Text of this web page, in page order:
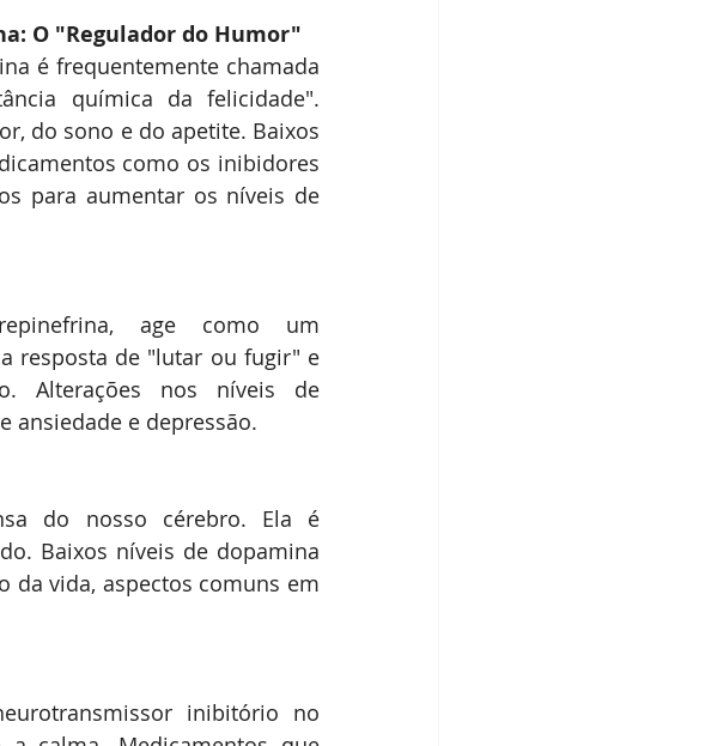
O "Regulador do Humor"
é frequentemente chamada
química da felicidade".
do sono e do apetite. Baixos
como os inibidores
para aumentar os níveis de
age como um
resposta de "lutar ou fugir" e
Alterações nos níveis de
ansiedade e depressão.
do nosso cérebro. Ela é
Baixos níveis de dopamina
da vida, aspectos comuns em
inibitório no